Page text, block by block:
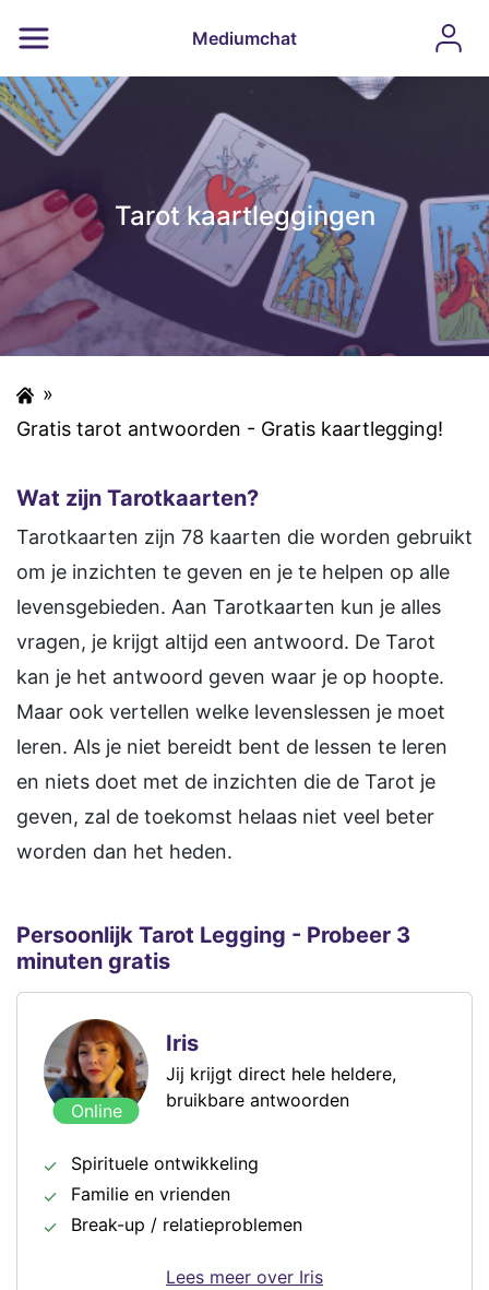
Mediumchat
Tarot kaartleggingen
»
Gratis tarot antwoorden - Gratis kaartlegging!
Wat zijn Tarotkaarten?
Tarotkaarten zijn 78 kaarten die worden gebruikt
om je inzichten te geven en je te helpen op alle
levensgebieden. Aan Tarotkaarten kun je alles
vragen, je krijgt altijd een antwoord. De Tarot
kan je het antwoord geven waar je op hoopte.
Maar ook vertellen welke levenslessen je moet
leren. Als je niet bereidt bent de lessen te leren
en niets doet met de inzichten die de Tarot je
geven, zal de toekomst helaas niet veel beter
worden dan het heden.
Persoonlijk Tarot Legging - Probeer 3
minuten gratis
Online
Iris
Jij krijgt direct hele heldere,
bruikbare antwoorden
Spirituele ontwikkeling
Familie en vrienden
Break-up / relatieproblemen
Lees meer over Iris